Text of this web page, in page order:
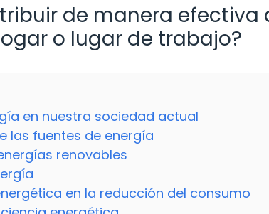
de manera efectiva
o lugar de trabajo?
en nuestra sociedad actual
las fuentes de energía
renovables
en la reducción del consumo